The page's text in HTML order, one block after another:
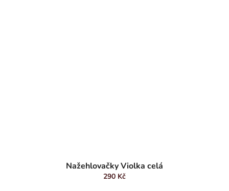
Nažehlovačky Violka celá
290 Kč